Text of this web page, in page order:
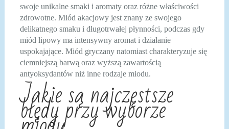
swoje unikalne smaki i aromaty oraz różne właściwości
zdrowotne. Miód akacjowy jest znany ze swojego
delikatnego smaku i długotrwałej płynności, podczas gdy
miód lipowy ma intensywny aromat i działanie
uspokajające. Miód gryczany natomiast charakteryzuje się
ciemniejszą barwą oraz wyższą zawartością
antyoksydantów niż inne rodzaje miodu.
Jakie są najczęstsze
błędy przy wyborze